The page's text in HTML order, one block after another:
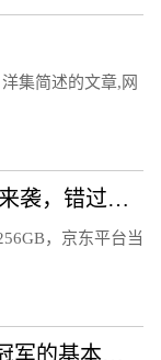
集简述的文章,网
iPhone 13 256GB大存储手机优惠来袭，错过再等一年
，京东平台当
2010nba总冠军（关于2010nba总冠军的基本详情介绍）